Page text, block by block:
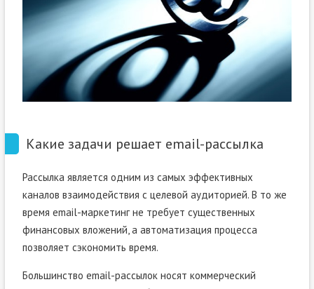
Какие задачи решает email-рассылка
Рассылка является одним из самых эффективных
каналов взаимодействия с целевой аудиторией. В то же
время email-маркетинг не требует существенных
финансовых вложений, а автоматизация процесса
позволяет сэкономить время.
Большинство email-рассылок носят коммерческий